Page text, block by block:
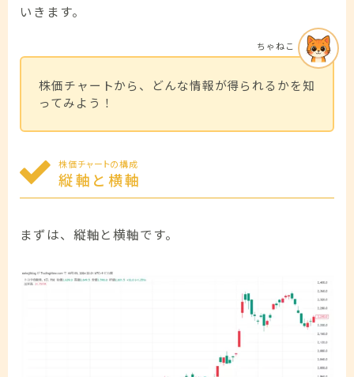
いきます。
株価チャートから、どんな情報が得られるかを知
ってみよう！
ちゃねこ
株価チャートの構成
縦軸と横軸
まずは、縦軸と横軸です。